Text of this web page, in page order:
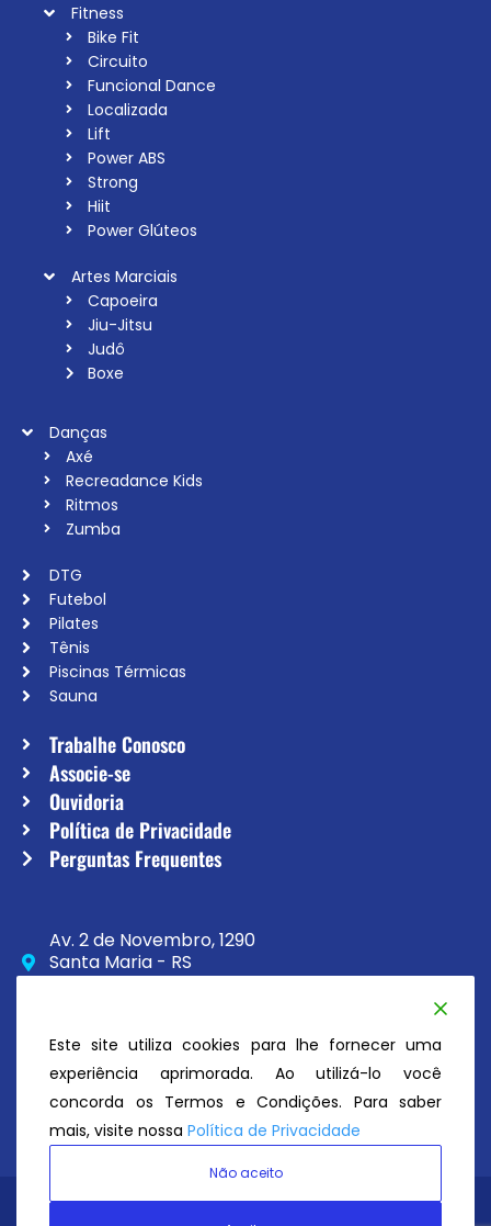
Fitness
Bike Fit
Circuito
Funcional Dance
Localizada
Lift
Power ABS
Strong
Hiit
Power Glúteos
Artes Marciais
Capoeira
Jiu-Jitsu
Judô
Boxe
Danças
Axé
Recreadance Kids
Ritmos
Zumba
DTG
Futebol
Pilates
Tênis
Piscinas Térmicas
Sauna
Trabalhe Conosco
Associe-se
Ouvidoria
Política de Privacidade
Perguntas Frequentes
Av. 2 de Novembro, 1290
Santa Maria - RS
CEP 97020-230
secretaria@atc.esp.br
Este site utiliza cookies para lhe fornecer uma
experiência aprimorada. Ao utilizá-lo você
concorda os Termos e Condições. Para saber
mais, visite nossa Política de Privacidade
Não aceito